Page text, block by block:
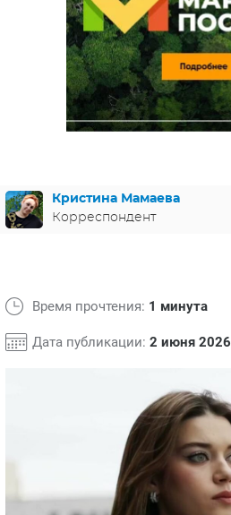
МЕЛОДРАМЫ
ИСПАНИЯ
ФРАНЦИЯ
ГЕРМАНИЯ
СВЕТСКИЕ НОВОСТИ
СПОЙЛЕРЫ ИЗ СЕРИАЛОВ
Кристина Мамаева
Корреспондент
Время прочтения: 1 минута
Дата публикации: 2 июня 2026